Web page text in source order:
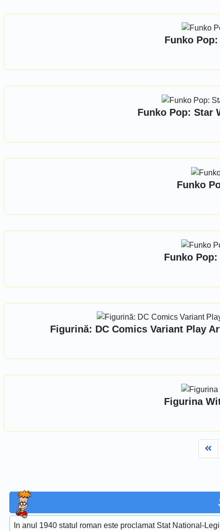
Funko
Funko Pop: Star
Funko
Funko
Figurină: DC Comics Variant Play
Figurina
In anul 1940 statul roman este proclamat Stat National-